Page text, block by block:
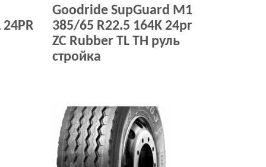
Goodride SupGuard M1
385/65 R22.5 164K 24pr
ZC Rubber TL ТH руль
стройка